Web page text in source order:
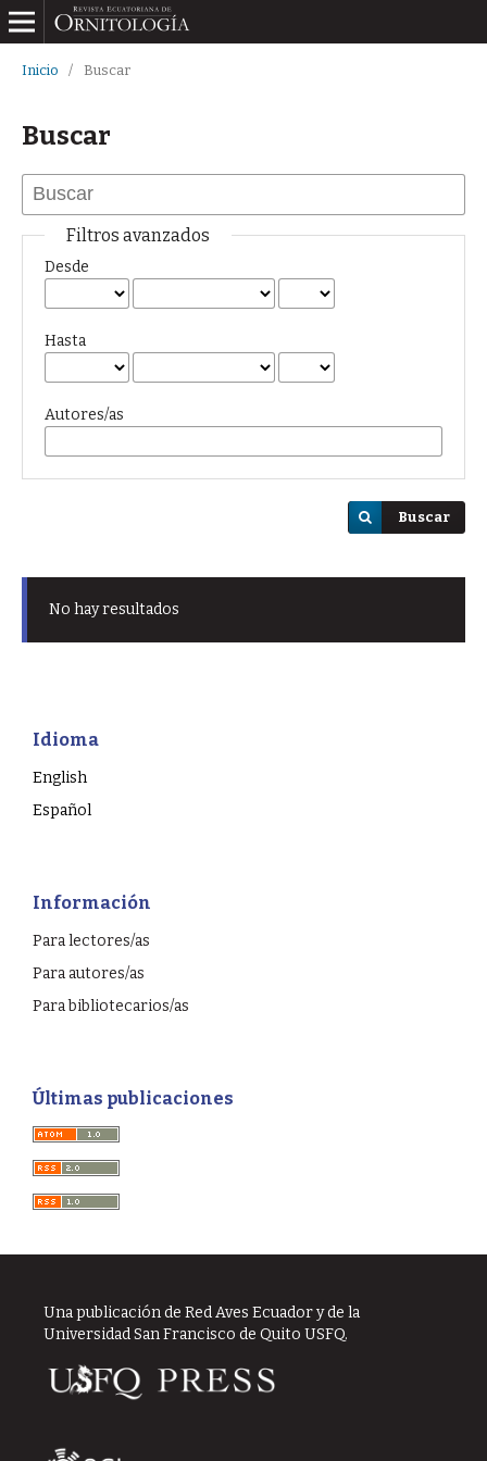
Inicio / Buscar
Buscar
Filtros avanzados
Desde
Hasta
Autores/as
Buscar
No hay resultados
Idioma
English
Español
Información
Para lectores/as
Para autores/as
Para bibliotecarios/as
Últimas publicaciones
Una publicación de Red Aves Ecuador y de la
Universidad San Francisco de Quito USFQ.